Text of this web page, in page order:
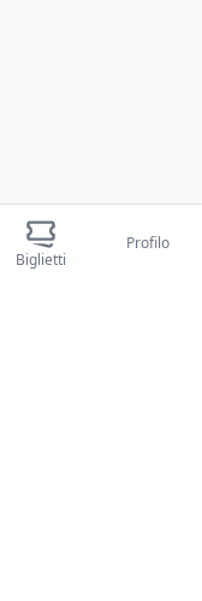
Biglietti
Profilo